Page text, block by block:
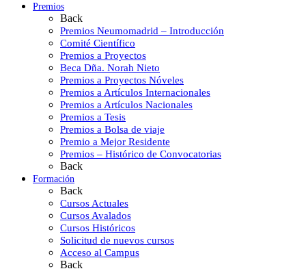
Premios
Back
Premios Neumomadrid – Introducción
Comité Científico
Premios a Proyectos
Beca Dña. Norah Nieto
Premios a Proyectos Nóveles
Premios a Artículos Internacionales
Premios a Artículos Nacionales
Premios a Tesis
Premios a Bolsa de viaje
Premio a Mejor Residente
Premios – Histórico de Convocatorias
Back
Formación
Back
Cursos Actuales
Cursos Avalados
Cursos Históricos
Solicitud de nuevos cursos
Acceso al Campus
Back